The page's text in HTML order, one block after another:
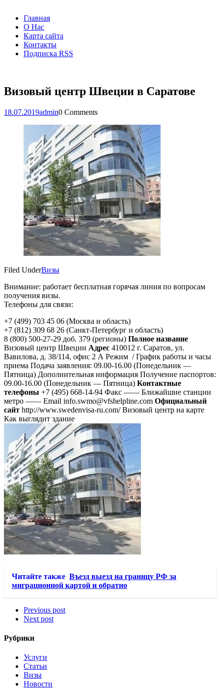
Главная
О Нас
Карта сайта
Контакты
Подписка RSS
Визовый центр Швеции в Саратове
18.07.2019admin0 Comments
Filed UnderВизы
Внимание: работает бесплатная горячая линия по вопросам
получения визы.
Телефоны для связи:
+7 (499) 703 45 06 (Москва и область)
+7 (812) 309 68 26 (Санкт-Петербург и область)
8 (800) 500-27-29 доб. 379 (регионы) Полное название
Визовый центр Швеции Адрес 410012 г. Саратов, ул.
Вавилова, д. 38/114, офис 2 А Режим / График работы и часы
приема Подача заявления: 09.00-16.00 (Понедельник —
Пятница) Дополнительная информация Получение паспортов:
09.00-16.00 (Понедельник — Пятница) Контактные
телефоны +7 (495) 668-14-94 Факс —— Ближайшие станции
метро —— Email info.swmo@vfshelpline.com Официальный
сайт http://www.swedenvisa-ru.com/ Визовый центр на карте
Как выглядит здание
Читайте также Въезд выезд на границу РФ за
миграционной картой и обратно
Previous post
Next post
Рубрики
Услуги
Статьи
Визы
Новости